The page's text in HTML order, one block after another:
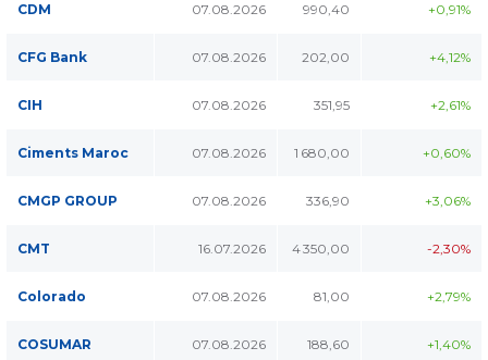
CDM 07.08.2026 990,40 +0,91%
CFG Bank 07.08.2026 202,00 +4,12%
CIH 07.08.2026 351,95 +2,61%
Ciments Maroc 07.08.2026 1 680,00 +0,60%
CMGP GROUP 07.08.2026 336,90 +3,06%
CMT 16.07.2026 4 350,00 -2,30%
Colorado 07.08.2026 81,00 +2,79%
COSUMAR 07.08.2026 188,60 +1,40%